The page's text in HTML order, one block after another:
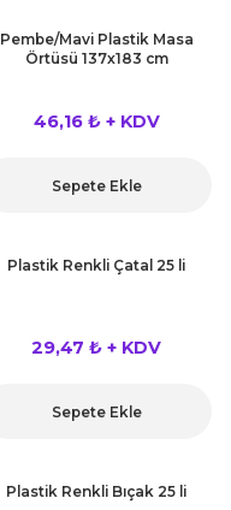
Pembe/Mavi Plastik Masa
Örtüsü 137x183 cm
46,16 ₺ + KDV
Sepete Ekle
Plastik Renkli Çatal 25 li
29,47 ₺ + KDV
Sepete Ekle
Plastik Renkli Bıçak 25 li